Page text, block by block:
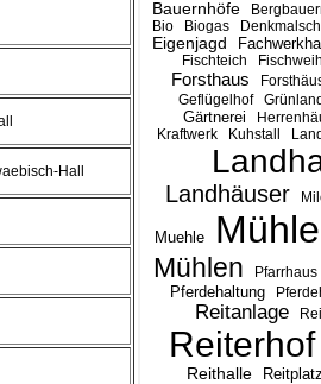
Bauernhöfe
Bio
Biogas
Eigenjagd
Fischteich
Forsthaus
Geflügelhof
Grünland
Gärtnerei
Kraftwerk Kuhstall Land
Landhäuser
Muehle Mühle
Mühlen Pfarrhaus
Pferdehaltung
Reitanlage
Reiterhof
Reithalle Reitplatz
Hall